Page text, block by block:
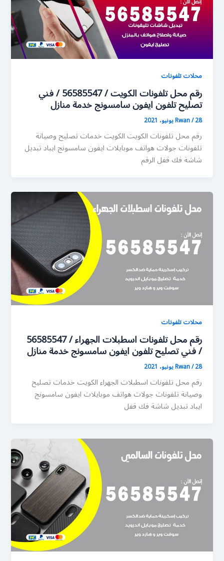
محلات تلفونات
رقم محل تلفونات الكويت / 56585547 / فني
تصليح تلفون ايفون سامسونج خدمة منازل
Rwan/28 يونيو، 2021
رقم محل تلفونات الكويت الكويت خدمات تصليح وصيانة
تلفونات جولات هواتف موبايلات ايفون سامسونج ايباد تبديل
شاشة فك قفل الرقم
محلات تلفونات
رقم محل تلفونات اسطبلات الجهراء / 56585547
/ فني تصليح تلفون ايفون سامسونج خدمة منازل
Rwan/28 يونيو، 2021
رقم محل تلفونات اسطبلات الجهراء الكويت خدمات تصليح
وصيانة تلفونات جولات هواتف موبايلات ايفون سامسونج
ايباد تبديل شاشة فك قفل